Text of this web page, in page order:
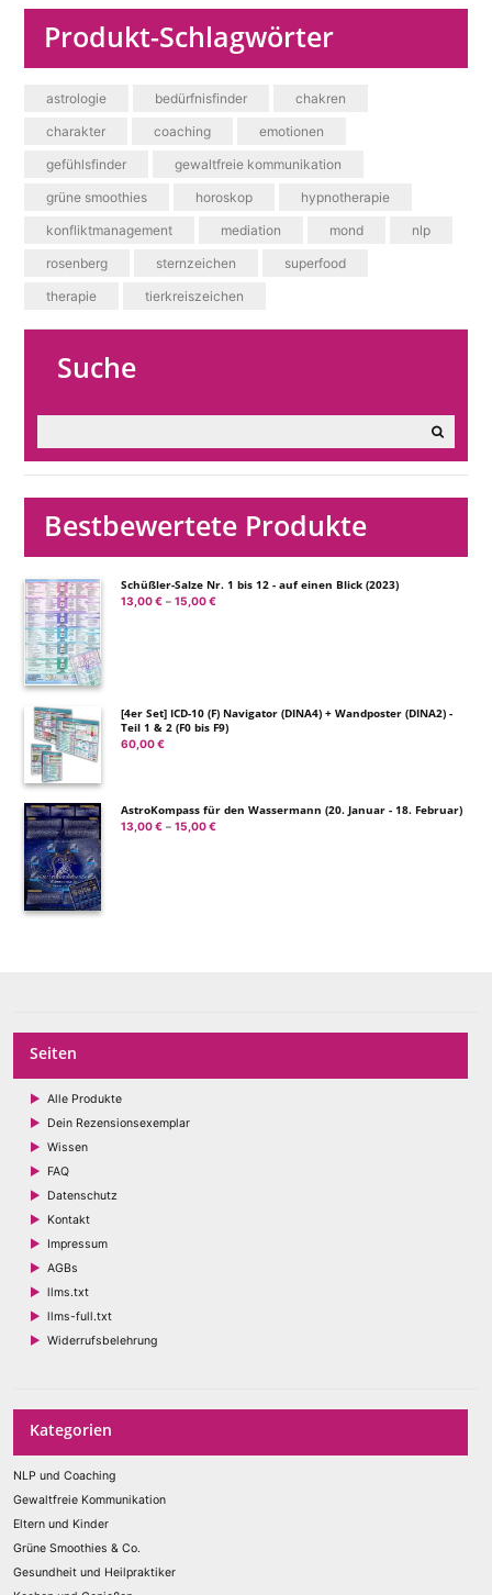
Produkt-Schlagwörter
astrologie bedürfnisfinder
chakren
charakter
coaching
emotionen
gefühlsfinder
gewaltfreie kommunikation
grüne smoothies
horoskop
hypnotherapie
konfliktmanagement
mediation mond
nlp
rosenberg
sternzeichen
superfood
therapie
tierkreiszeichen
Suche
Bestbewertete Produkte
Schüßler-Salze Nr. 1 bis 12 - auf einen Blick (2023)
13,00€ – 15,00€Preisspanne:
[4er Set] ICD-10 (F) Navigator (DINA4) + Wandposter (DINA2) -
Teil 1 & 2 (F0 bis F9)
60,00€
AstroKompass für den Wassermann (20. Januar - 18. Februar)
13,00€ – 15,00€Preisspanne:
Seiten
Alle Produkte
Dein Rezensionsexemplar
Wissen
FAQ
Datenschutz
Kontakt
Impressum
AGBs
llms.txt
llms-full.txt
Widerrufsbelehrung
Kategorien
NLP und Coaching
Gewaltfreie Kommunikation
Eltern und Kinder
Grüne Smoothies & Co.
Gesundheit und Heilpraktiker